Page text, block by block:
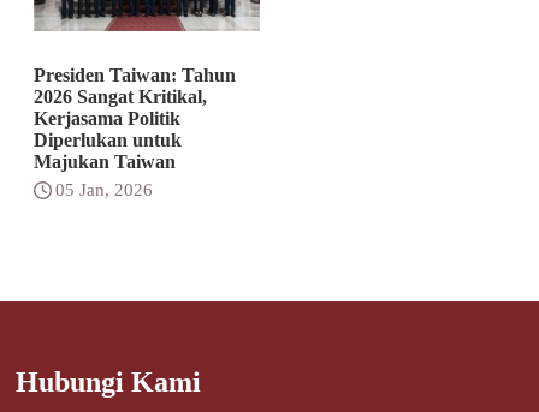
Presiden Taiwan: Tahun
2026 Sangat Kritikal,
Kerjasama Politik
Diperlukan untuk
Majukan Taiwan
05 Jan, 2026
Hubungi Kami